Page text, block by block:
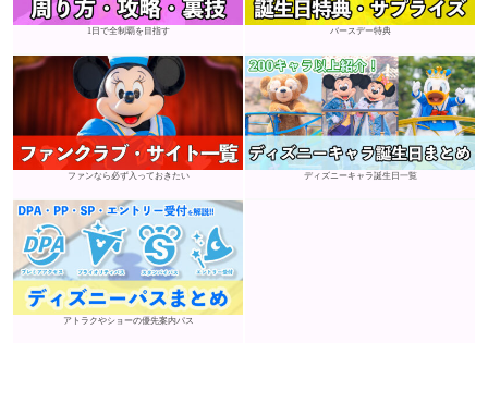
1日で全制覇を目指す バースデー特典
ファンなら必ず入っておきたい ディズニーキャラ誕生日一覧
アトラクやショーの優先案内パス